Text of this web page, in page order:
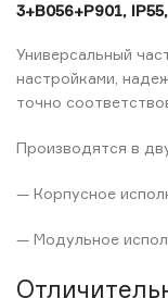
3+B056+P901,
Универсальный
настройками,
точно
Производятся в
— Корпусное
— Модульное